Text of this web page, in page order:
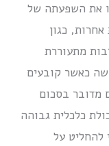
את השפעתה של
כגון
מתעוררת
כאשר קובעים
מדובר בסכום
כלכלית גבוהה
על